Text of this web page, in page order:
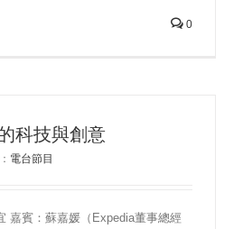
0
科技與創意
電台節目
嘉賓：蘇嘉媛（Expedia董事總經